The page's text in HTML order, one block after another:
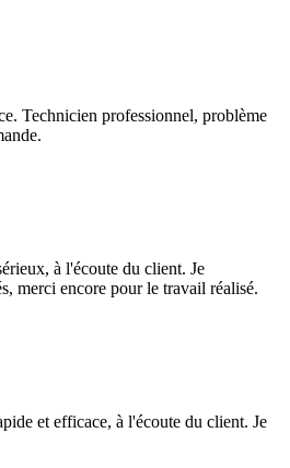
Technicien professionnel, problème
à l'écoute du client. Je
merci encore pour le travail réalisé.
et efficace, à l'écoute du client. Je